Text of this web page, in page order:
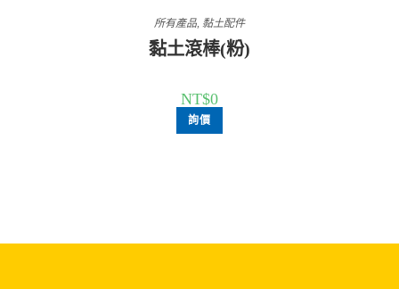
所有產品, 黏土配件
黏土滾棒(粉)
NT$0
詢價